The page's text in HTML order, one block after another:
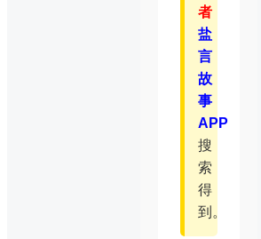
者
盐
言
故
事
APP
搜
索
得
到。